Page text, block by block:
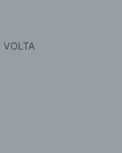
,VOLTA